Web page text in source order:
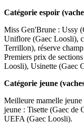
Catégorie espoir
Miss Gen'Brune : Ussy
Uniflore (Gaec Loosli),
Terrillon), réserve
Premiers prix de
Loosli), Usinette (Gaec
Catégorie jeune
Meilleure mamelle
jeune : Tisette (Gaec de
UEFA (Gaec Loosli).